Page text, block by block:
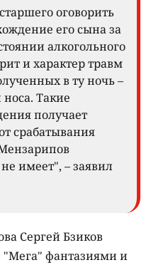
оговорить
его сына за
алкогольного
и характер травм
в ту ночь –
Такие
получает
срабатывания
имеет", – заявил
Сергей Бзиков
"Мега" фантазиями и